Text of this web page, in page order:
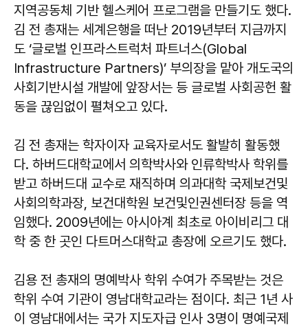
지역공동체 기반 헬스케어 프로그램을 만들기도 했다.
김 전 총재는 세계은행을 떠난 2019년부터 지금까지
도 ‘글로벌 인프라스트럭처 파트너스(Global
Infrastructure Partners)’ 부의장을 맡아 개도국의
사회기반시설 개발에 앞장서는 등 글로벌 사회공헌 활
동을 끊임없이 펼쳐오고 있다.
김 전 총재는 학자이자 교육자로서도 활발히 활동했
다. 하버드대학교에서 의학박사와 인류학박사 학위를
받고 하버드대 교수로 재직하며 의과대학 국제보건및
사회의학과장, 보건대학원 보건및인권센터장 등을 역
임했다. 2009년에는 아시아계 최초로 아이비리그 대
학 중 한 곳인 다트머스대학교 총장에 오르기도 했다.
김용 전 총재의 명예박사 학위 수여가 주목받는 것은
학위 수여 기관이 영남대학교라는 점이다. 최근 1년 사
이 영남대에서는 국가 지도자급 인사 3명이 명예국제